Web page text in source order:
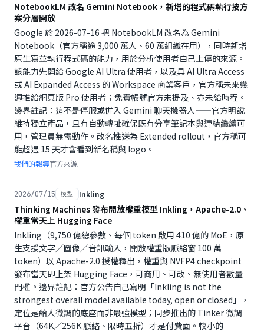
NotebookLM 改名 Gemini Notebook，新增的程式碼執行按方
案分層開放
Google 於 2026-07-16 把 NotebookLM 改名為 Gemini
Notebook（官方稱逾 3,000 萬人、60 萬組織在用），同時新增
原生寫並執行程式碼的能力，用於分析使用者自己上傳的來源。
該能力先開給 Google AI Ultra 使用者，以及具 AI Ultra Access
或 AI Expanded Access 的 Workspace 商業客戶，官方稱未來幾
週推給網頁版 Pro 使用者；免費帳號官方未提及、亦未給時程。
邊界註記：這不是停服或併入 Gemini 聊天機器人——官方明說
維持獨立產品，且有自動轉址確保既有分享筆記本與連結繼續可
用，管理員無需動作。改名推送為 Extended rollout，官方稱可
能超過 15 天才會看到新名稱與 logo。
我們的報導官方來源
2026/07/15 模型 Inkling
Thinking Machines 發布開放權重模型 Inkling，Apache-2.0、
權重當天上 Hugging Face
Inkling（9,750 億總參數、每個 token 啟用 410 億的 MoE，原
生支援文字／圖像／音訊輸入，開放權重版脈絡窗 100 萬
token）以 Apache-2.0 授權釋出，權重與 NVFP4 checkpoint
發布當天即上架 Hugging Face，可商用、可改、無使用者數量
門檻。邊界註記：官方公告自己寫明「Inkling is not the
strongest overall model available today, open or closed」，
定位是給人微調的底座而非最強模型；同步推出的 Tinker 微調
平台（64K／256K 脈絡、限時五折）才是付費面。較小的